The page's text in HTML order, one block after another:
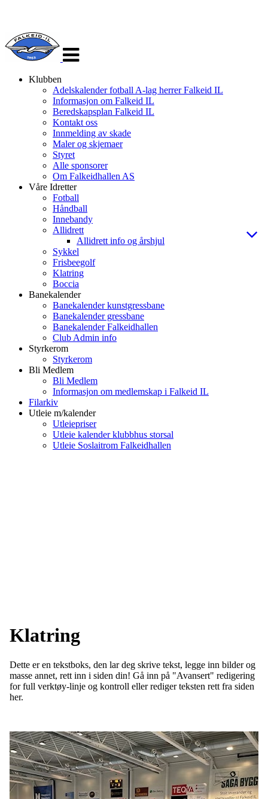
navigasjon
Klubben
Adelskalender fotball A-lag herrer Falkeid IL
Informasjon om Falkeid IL
Beredskapsplan Falkeid IL
Kontakt oss
Innmelding av skade
Maler og skjemaer
Styret
Alle sponsorer
Om Falkeidhallen AS
Våre Idretter
Fotball
Håndball
Innebandy
Allidrett
Allidrett info og årshjul
Sykkel
Frisbeegolf
Klatring
Boccia
Banekalender
Banekalender kunstgressbane
Banekalender gressbane
Banekalender Falkeidhallen
Club Admin info
Styrkerom
Styrkerom
Bli Medlem
Bli Medlem
Informasjon om medlemskap i Falkeid IL
Filarkiv
Utleie m/kalender
Utleiepriser
Utleie kalender klubbhus storsal
Utleie Soslaitrom Falkeidhallen
Klatring
Dette er en tekstboks, den lar deg skrive tekst, legge inn bilder og
masse annet, rett inn i siden din! Gå inn på "Avansert" redigering
for full verktøy-linje og kontroll eller rediger teksten rett fra siden
her.